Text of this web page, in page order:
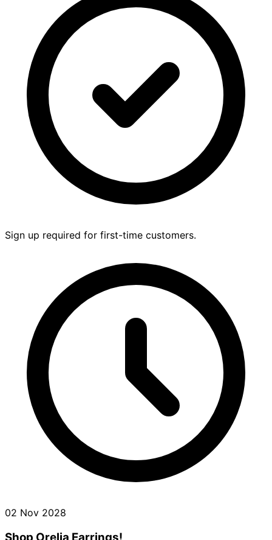
Sign up required for first-time customers.
02 Nov 2028